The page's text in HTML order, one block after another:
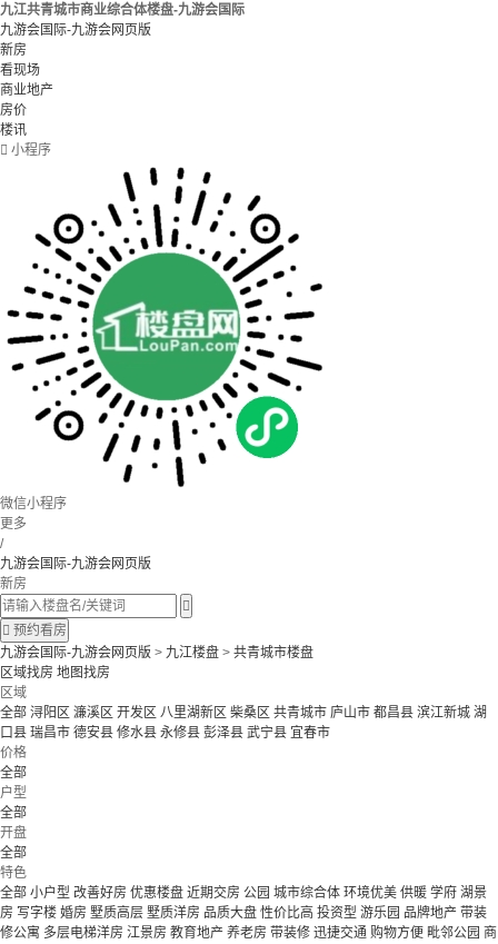
九江共青城市商业综合体楼盘-九游会国际
九游会国际-九游会网页版
新房
看现场
商业地产
房价
楼讯
 小程序
微信小程序
更多
/
九游会国际-九游会网页版
新房

 预约看房
九游会国际-九游会网页版 > 九江楼盘 > 共青城市楼盘
区域找房 地图找房
区域
全部 浔阳区 濂溪区 开发区 八里湖新区 柴桑区 共青城市 庐山市 都昌县 滨江新城 湖
口县 瑞昌市 德安县 修水县 永修县 彭泽县 武宁县 宜春市
价格
全部
户型
全部
开盘
全部
特色
全部 小户型 改善好房 优惠楼盘 近期交房 公园 城市综合体 环境优美 供暖 学府 湖景
房 写字楼 婚房 墅质高层 墅质洋房 品质大盘 性价比高 投资型 游乐园 品牌地产 带装
修公寓 多层电梯洋房 江景房 教育地产 养老房 带装修 迅捷交通 购物方便 毗邻公园 商